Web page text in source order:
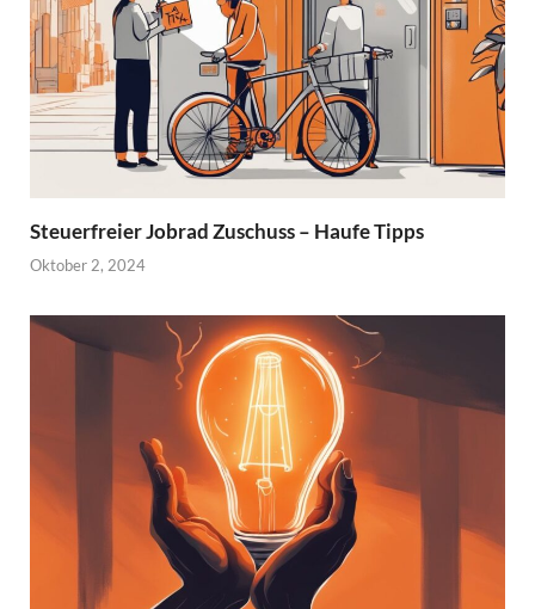
Steuerfreier Jobrad Zuschuss – Haufe Tipps
Oktober 2, 2024